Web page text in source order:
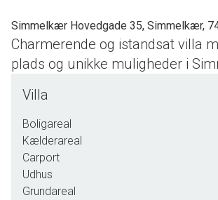
Simmelkær Hovedgade 35, Simmelkær,
Charmerende og istandsat villa
plads og unikke muligheder i
istandsatte villa med hele 214 m² bolig
kælderrum til opbevaring. Derudover
på ca. 200 m² i den tidligere
væld af anvendelsesmuligheder – hvad
et stort hobbyrum, værksted, lager eller
multirum til hele familien.
Villa
Boligareal
Kælderareal
Carport
Udhus
Grundareal